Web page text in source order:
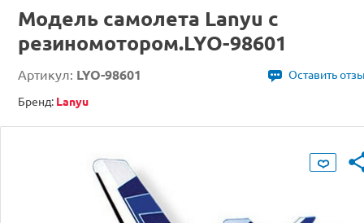
Модель самолета Lanyu с
резиномотором.LYO-98601
Артикул: LYO-98601
Оставить
Бренд: Lanyu